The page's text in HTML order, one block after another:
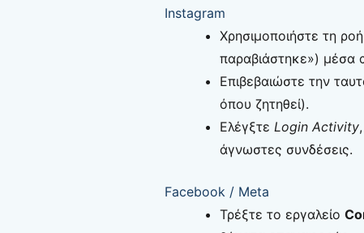
Instagram
Χρησιμοποιήστε τη ροή
παραβιάστηκε») μέσα
Επιβεβαιώστε την
όπου ζητηθεί).
Ελέγξτε Login Activity,
άγνωστες συνδέσεις.
Facebook / Meta
Τρέξτε το εργαλείο